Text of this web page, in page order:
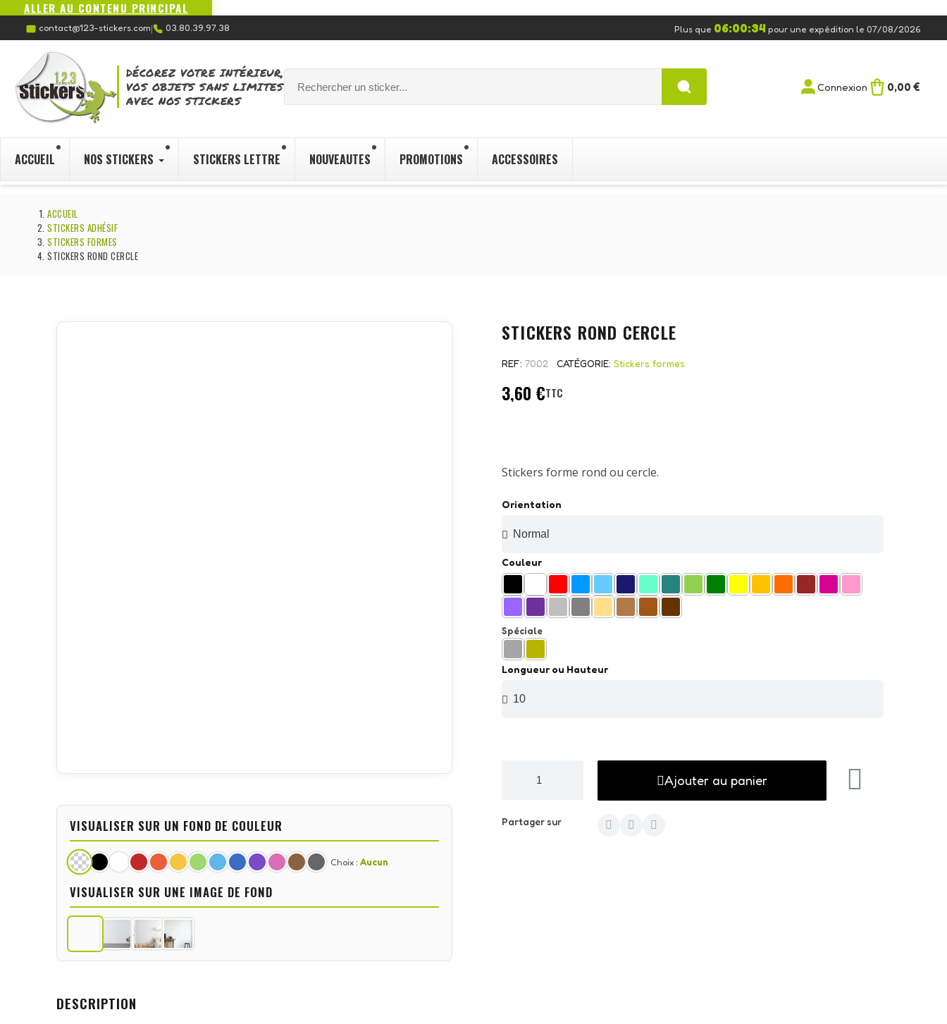
ALLER AU CONTENU PRINCIPAL
contact@123-stickers.com| 03.80.39.97.38 Plus que 06:00:33 pour une expédition le 07/08/2026
DÉCOREZ VOTRE INTÉRIEUR,
VOS OBJETS SANS LIMITES
AVEC NOS STICKERS
Connexion 0,00 €
ACCUEIL NOS STICKERS STICKERS LETTRE NOUVEAUTES PROMOTIONS ACCESSOIRES
ACCUEIL
STICKERS ADHÉSIF
STICKERS FORMES
STICKERS ROND CERCLE
VISUALISER SUR UN FOND DE COULEUR
Choix : Aucun
VISUALISER SUR UNE IMAGE DE FOND
STICKERS ROND CERCLE
REF 7002 CATÉGORIE Stickers formes
3,60 €TTC
Stickers forme rond ou cercle.
Orientation
Couleur
Spéciale
Longueur ou Hauteur
Ajouter au panier
Partager sur
DESCRIPTION